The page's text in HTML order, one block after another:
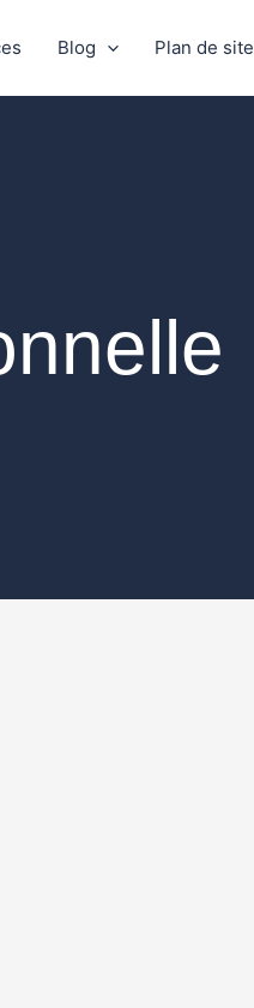
Blog Plan de site